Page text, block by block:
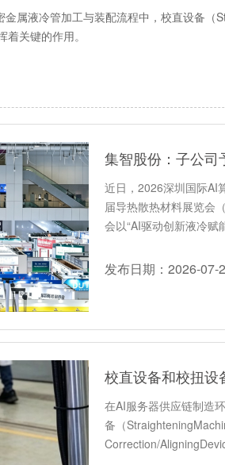
属液冷管加工与装配流程中，校直设备
关键的作用。
集智股份：子公司
近日，2026深圳国际AI
届导热散热材料展览会
会以“AI驱动创新液冷
发布日期：2026-07-
校直设备和校扭设
在AI服务器供应链制造
备（
Correction/